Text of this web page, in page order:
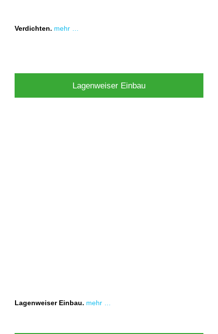
Verdichten. mehr …
Lagenweiser Einbau
Lagenweiser Einbau. mehr …